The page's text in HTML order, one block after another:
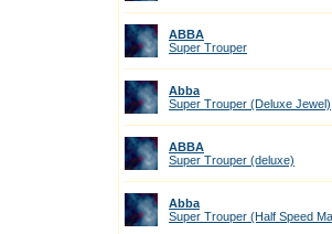
ABBA
Super Trouper
Abba
Super Trouper (Deluxe Jewel)
ABBA
Super Trouper (deluxe)
Abba
Super Trouper (Half Speed